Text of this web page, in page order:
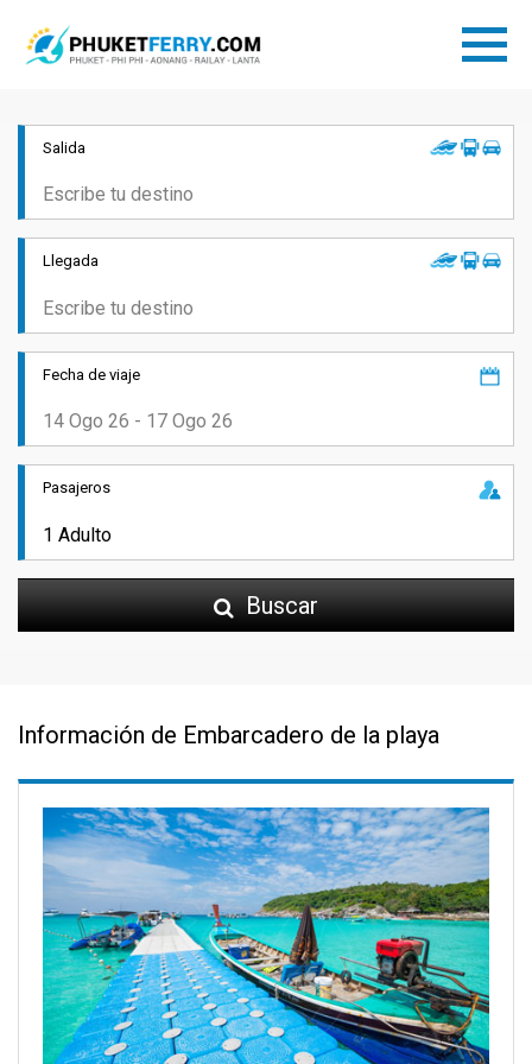
Salida
Llegada
Fecha de viaje
Pasajeros
Buscar
Información de Embarcadero de la playa